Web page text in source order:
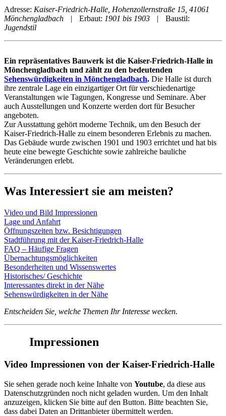
Adresse: Kaiser-Friedrich-Halle, Hohenzollernstraße 15, 41061
Mönchengladbach
| Erbaut: 1901 bis 1903 |
Baustil:
Jugendstil
Ein repräsentatives Bauwerk ist die Kaiser-Friedrich-Halle in
Mönchengladbach und zählt zu den bedeutenden
Sehenswürdigkeiten in Mönchengladbach. Die Halle ist durch
ihre zentrale Lage ein einzigartiger Ort für verschiedenartige
Veranstaltungen wie Tagungen, Kongresse und Seminare. Aber
auch Ausstellungen und Konzerte werden dort für Besucher
angeboten.
Zur Ausstattung gehört moderne Technik, um den Besuch der
Kaiser-Friedrich-Halle zu einem besonderen Erlebnis zu machen.
Das Gebäude wurde zwischen 1901 und 1903 errichtet und hat bis
heute eine bewegte Geschichte sowie zahlreiche bauliche
Veränderungen erlebt.
Was Interessiert sie am meisten?
Video und Bild Impressionen
Lage und Anfahrt
Öffnungszeiten bzw. Besichtigungen
Stadtführung mit der Kaiser-Friedrich-Halle
FAQ – Häufige Fragen
Übernachtungsmöglichkeiten
Besonderheiten und Wissenswertes
Historisches/ Geschichte
Interessantes direkt in der Nähe
Sehenswürdigkeiten in der Nähe
Entscheiden Sie, welche Themen Ihr Interesse wecken.
Impressionen
Video Impressionen von der Kaiser-Friedrich-Halle
Sie sehen gerade noch keine Inhalte von Youtube, da diese aus
Datenschutzgründen noch nicht geladen wurden. Um den Inhalt
anzuzeigen, klicken Sie bitte auf den Button. Bitte beachten Sie,
dass dabei Daten an Drittanbieter übermittelt werden.